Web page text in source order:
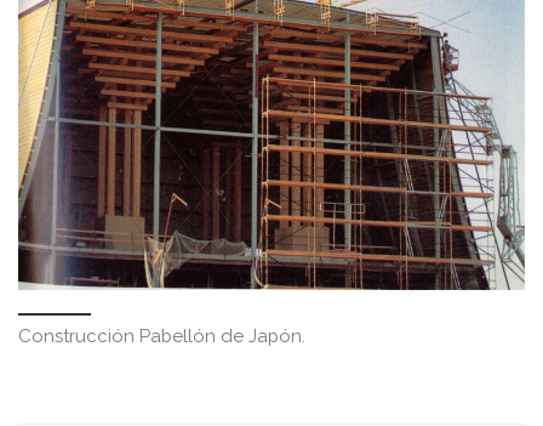
Construcción Pabellón de Japón.